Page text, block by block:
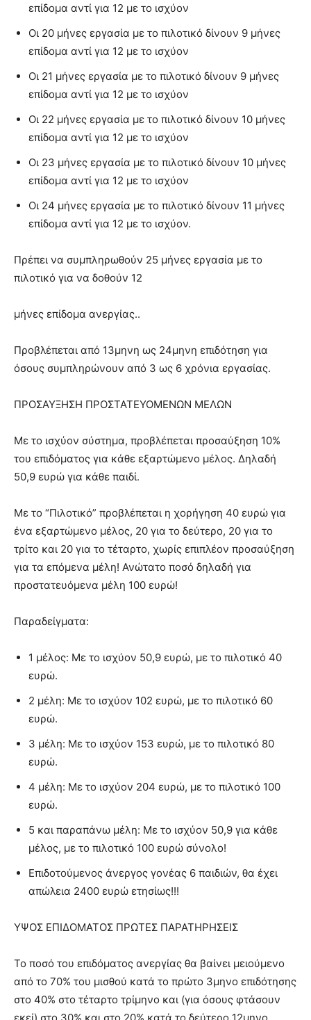
επίδομα αντί για 12 με το ισχύον
Οι 20 μήνες εργασία με το πιλοτικό δίνουν 9 μήνες
επίδομα αντί για 12 με το ισχύον
Οι 21 μήνες εργασία με το πιλοτικό δίνουν 9 μήνες
επίδομα αντί για 12 με το ισχύον
Οι 22 μήνες εργασία με το πιλοτικό δίνουν 10 μήνες
επίδομα αντί για 12 με το ισχύον
Οι 23 μήνες εργασία με το πιλοτικό δίνουν 10 μήνες
επίδομα αντί για 12 με το ισχύον
Οι 24 μήνες εργασία με το πιλοτικό δίνουν 11 μήνες
επίδομα αντί για 12 με το ισχύον.
Πρέπει να συμπληρωθούν 25 μήνες εργασία με το
πιλοτικό για να δοθούν 12
μήνες επίδομα ανεργίας..
Προβλέπεται από 13μηνη ως 24μηνη επιδότηση για
όσους συμπληρώνουν από 3 ως 6 χρόνια εργασίας.
ΠΡΟΣΑΥΞΗΣΗ ΠΡΟΣΤΑΤΕΥΟΜΕΝΩΝ ΜΕΛΩΝ
Με το ισχύον σύστημα, προβλέπεται προσαύξηση 10%
του επιδόματος για κάθε εξαρτώμενο μέλος. Δηλαδή
50,9 ευρώ για κάθε παιδί.
Με το “Πιλοτικό” προβλέπεται η χορήγηση 40 ευρώ για
ένα εξαρτώμενο μέλος, 20 για το δεύτερο, 20 για το
τρίτο και 20 για το τέταρτο, χωρίς επιπλέον προσαύξηση
για τα επόμενα μέλη! Ανώτατο ποσό δηλαδή για
προστατευόμενα μέλη 100 ευρώ!
Παραδείγματα:
1 μέλος: Με το ισχύον 50,9 ευρώ, με το πιλοτικό 40
ευρώ.
2 μέλη: Με το ισχύον 102 ευρώ, με το πιλοτικό 60
ευρώ.
3 μέλη: Με το ισχύον 153 ευρώ, με το πιλοτικό 80
ευρώ.
4 μέλη: Με το ισχύον 204 ευρώ, με το πιλοτικό 100
ευρώ.
5 και παραπάνω μέλη: Με το ισχύον 50,9 για κάθε
μέλος, με το πιλοτικό 100 ευρώ σύνολο!
Επιδοτούμενος άνεργος γονέας 6 παιδιών, θα έχει
απώλεια 2400 ευρώ ετησίως!!!
ΥΨΟΣ ΕΠΙΔΟΜΑΤΟΣ ΠΡΩΤΕΣ ΠΑΡΑΤΗΡΗΣΕΙΣ
Το ποσό του επιδόματος ανεργίας θα βαίνει μειούμενο
από το 70% του μισθού κατά το πρώτο 3μηνο επιδότησης
στο 40% στο τέταρτο τρίμηνο και (για όσους φτάσουν
εκεί) στο 30% και στο 20% κατά το δεύτερο 12μηνο.